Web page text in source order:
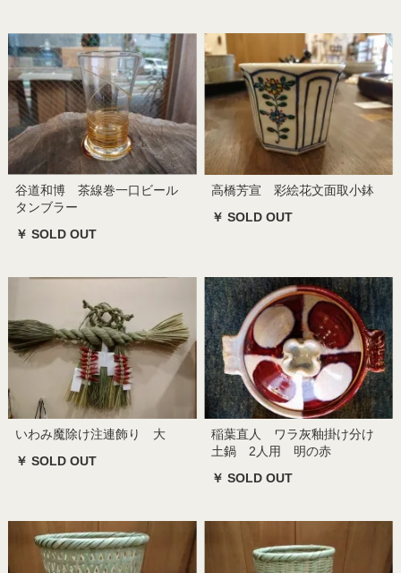
谷道和博 茶線巻一口ビール
タンブラー
￥ SOLD OUT
高橋芳宣 彩絵花文面取小鉢
￥ SOLD OUT
いわみ魔除け注連飾り 大
￥ SOLD OUT
稲葉直人 ワラ灰釉掛け分け
土鍋 2人用 明の赤
￥ SOLD OUT